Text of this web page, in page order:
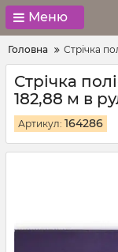
Меню
Головна Стрічка
Стрічка
182,88 м в
Артикул: 164286